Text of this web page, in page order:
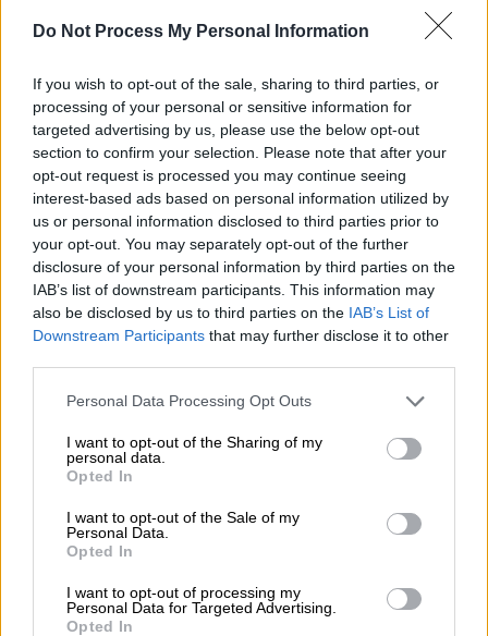
Do Not Process My Personal Information
If you wish to opt-out of the sale, sharing to third parties, or
processing of your personal or sensitive information for
targeted advertising by us, please use the below opt-out
section to confirm your selection. Please note that after your
opt-out request is processed you may continue seeing
interest-based ads based on personal information utilized by
us or personal information disclosed to third parties prior to
your opt-out. You may separately opt-out of the further
disclosure of your personal information by third parties on the
IAB’s list of downstream participants. This information may
also be disclosed by us to third parties on the IAB’s List of
Downstream Participants that may further disclose it to other
Please note that this website/app uses one or more Google
not limited to your visit or usage behaviour. You may click to
grant or deny consent to Google and its third-party tags to
use your data for below specified purposes in below Google
consent section.
Personal Data Processing Opt Outs
I want to opt-out of the Sharing of my
personal data.
Opted In
I want to opt-out of the Sale of my
Personal Data.
Opted In
I want to opt-out of processing my
Personal Data for Targeted Advertising.
Opted In
ΗΜαρία Λεκάκησε μια σπάνια συνέντευξή
της αποκαλύπτει τι ήταν αυτό που την έκανε
να «πει» το ναι στην επιστροφή της στην
τηλεόραση με τον πρωταγωνιστικό ρόλο
στην κωμωδία τουΑΝΤ1«Μην Ψαρώνεις»
και εξομολογείται πως έχει ζηλέψει το ρόλο
της Μαντάμ Σουσούς.
Η Κατερίνα Λέχου δηλώνει ευτυχισμένη για
την νέα συνεργασία της με τον Γιάννη Μπέζο
μετά από δέκα χρόνια στο «Πέτα τη Φριτέζα»
του ΑΝΤ1 και εξηγεί γιατί δεν της λείπει η
τηλεόραση και ο Λευτέρης Ελευθερίου που
μπαίνει στο «Σόι» παραδέχεται πως ο ρόλος
Ρεπορτάζ: Οι προετοιμασίες για το «
αλλαγές στο Ελληνοτουρκικό «Survivor», η
επιλογή του ελληνικού τραγουδιού για την
φετινή Eurovision και η πρεμιέρα του
Master Chef»